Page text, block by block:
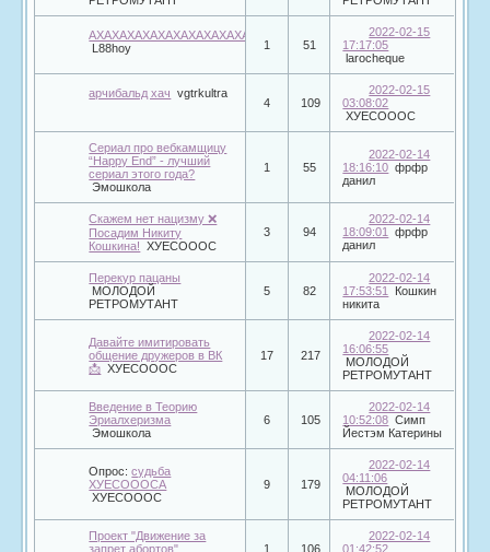
АХАХАХАХАХАХАХАХАХАХАХАХАХАХА
L88hoy
1 51
2022-02-15
17:17:05
larocheque
арчибальд хач vgtrkultra
4 109
2022-02-15
03:08:02
ХУЕСОООС
Сериал про вебкамщицу
“Happy End” - лучший
сериал этого года?
Эмошкола
1 55
2022-02-14
18:16:10 фрфр
данил
Скажем нет нацизму ❌
Посадим Никиту
Кошкина!
ХУЕСОООС
3 94
2022-02-14
18:09:01
фрфр
данил
Перекур пацаны
МОЛОДОЙ
РЕТРОМУТАНТ
5 82
2022-02-14
17:53:51
Кошкин
никита
Давайте имитировать
общение дружеров в ВК
📩 ХУЕСОООС
17 217
2022-02-14
16:06:55
МОЛОДОЙ
РЕТРОМУТАНТ
Введение в Теорию
Эриалхеризма
Эмошкола
6 105
2022-02-14
10:52:08 Симп
Йестэм Катерины
Опрос: судьба
ХУЕСОООСА
ХУЕСОООС
9 179
2022-02-14
04:11:06
МОЛОДОЙ
РЕТРОМУТАНТ
Проект "Движение за
запрет абортов"
1 106
2022-02-14
01:42:52